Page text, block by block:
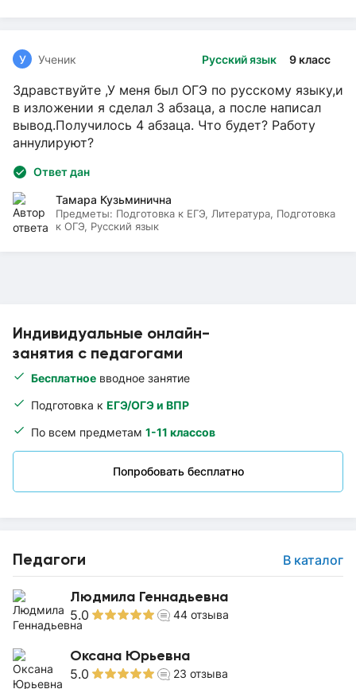
Индивидуальные онлайн-
занятия с педагогами
Бесплатное вводное занятие
Подготовка к ЕГЭ/ОГЭ и ВПР
По всем предметам 1-11 классов
Попробовать бесплатно
Педагоги В каталог
Людмила Геннадьевна
5.0 44 отзыва
Оксана Юрьевна
5.0 23 отзыва
Русский язык 9 класс
У Ученик
Здравствуйте ,У меня был ОГЭ по русскому языку,и
в изложении я сделал 3 абзаца, а после написал
вывод.Получилось 4 абзаца. Что будет? Работу
аннулируют?
Ответ дан
Тамара Кузьминична
Предметы: Подготовка к ЕГЭ, Литература, Подготовка
к ОГЭ, Русский язык